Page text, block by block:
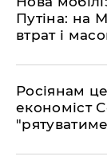
Путіна: на
втрат і
Росіянам
економіст